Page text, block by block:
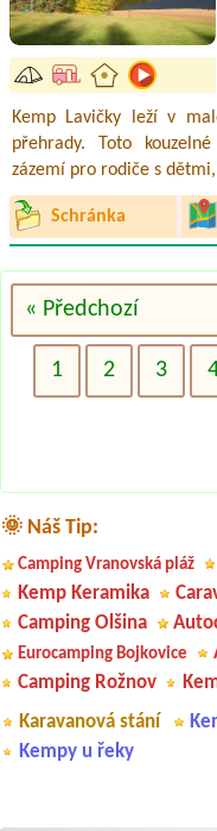
Kemp Lavičky leží v
přehrady. Toto
zázemí pro rodiče s dětmi,
Schránka
« Předchozí
1 2 3
🌞 Náš Tip:
Camping Vranovská pláž
Kemp Keramika
Camping Olšina
Eurocamping Bojkovice
Camping Rožnov
Karavanová stání
Kempy u řeky